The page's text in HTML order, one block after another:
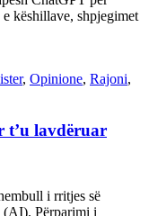
këshillave, shpjegimet
, Opinione, Rajoni,
t’u lavdëruar
i rritjes së
(AI). Përparimi i